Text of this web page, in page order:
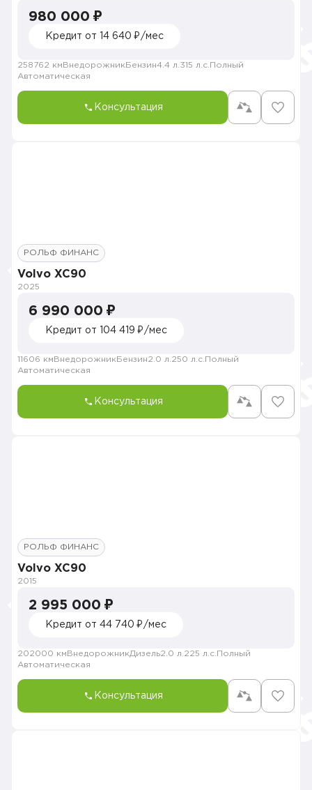
980 000 ₽
Кредит от 14 640 ₽/мес
258762 км Внедорожник Бензин4.4 л. 315 л.с. Полный
Автоматическая
Консультация
РОЛЬФ ФИНАНС
Volvo XC90
2025
6 990 000 ₽
Кредит от 104 419 ₽/мес
11606 км Внедорожник Бензин2.0 л. 250 л.с. Полный
Автоматическая
Консультация
РОЛЬФ ФИНАНС
Volvo XC90
2015
2 995 000 ₽
Кредит от 44 740 ₽/мес
202000 км ВнедорожникДизель2.0 л. 225 л.с. Полный
Автоматическая
Консультация